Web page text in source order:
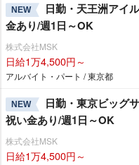
NEW
日勤・天王洲アイ
金あり/週1日～OK
株式会社MSK
日給1万4,500円～
アルバイト・パート / 東京都
NEW
日勤・東京ビッグ
祝い金あり/週1日～OK
株式会社MSK
日給1万4,500円～